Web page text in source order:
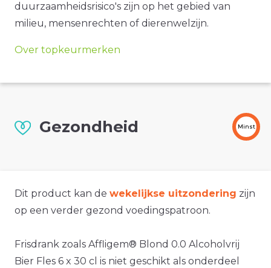
duurzaamheidsrisico's zijn op het gebied van
milieu, mensenrechten of dierenwelzijn.
Over topkeurmerken
Gezondheid Minst
Dit product kan de wekelijkse uitzondering zijn
op een verder gezond voedingspatroon.
Frisdrank zoals Affligem® Blond 0.0 Alcoholvrij
Bier Fles 6 x 30 cl is niet geschikt als onderdeel